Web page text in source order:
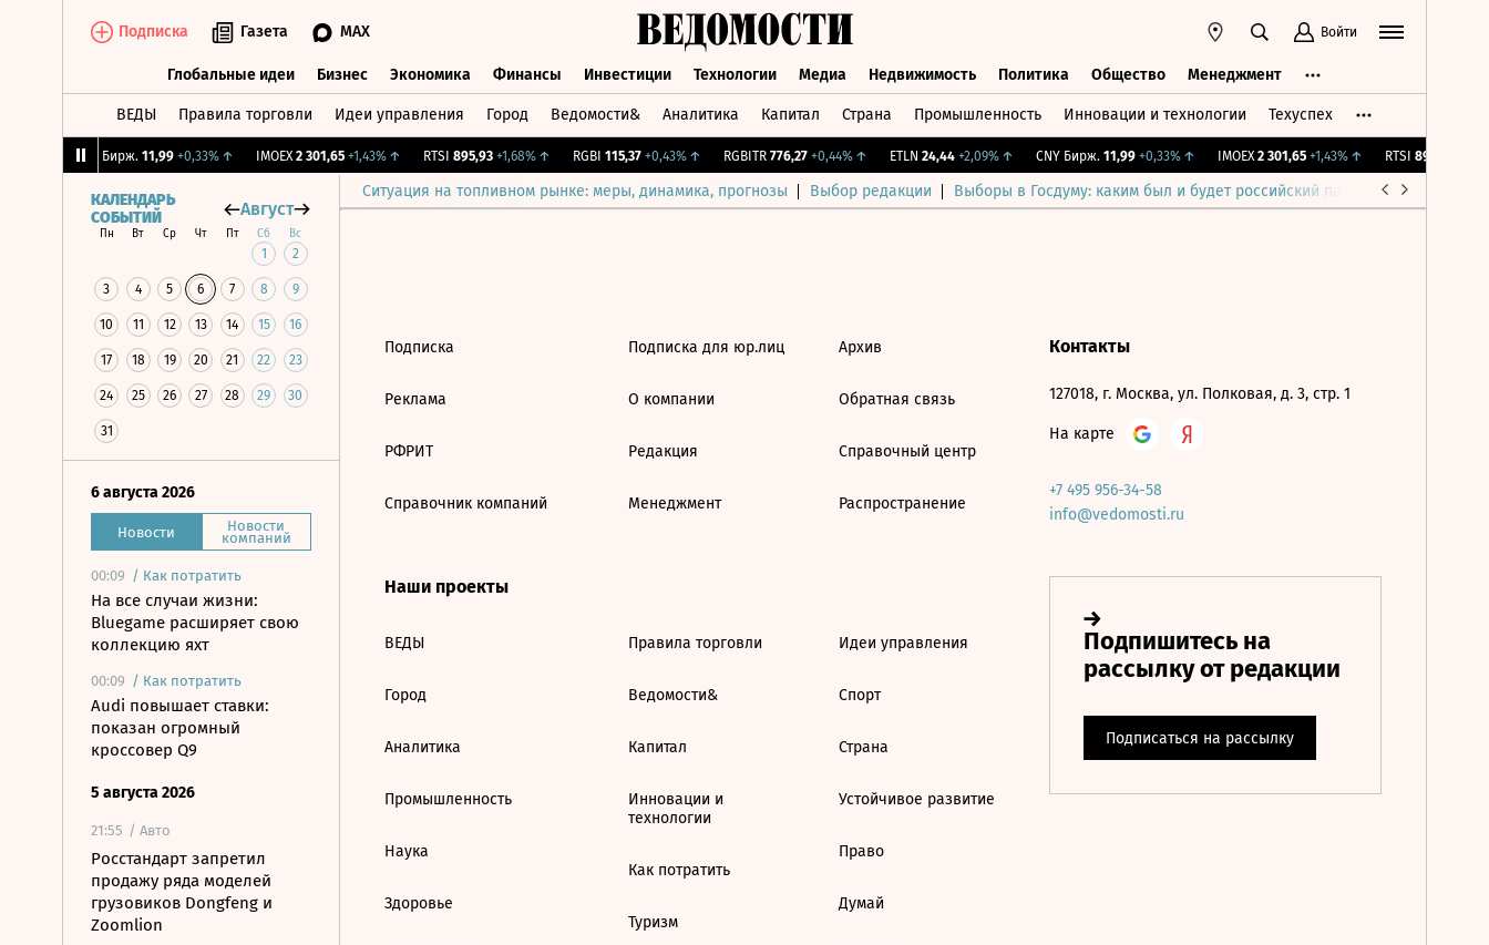
Подписка Газета MAX Войти
Глобальные идеи Бизнес Экономика Финансы Инвестиции Технологии Медиа Недвижимость Политика Общество Менеджмент
ВЕДЫ Правила торговли Идеи управления Город Ведомости& Аналитика Капитал Страна Промышленность Инновации и технологии Техуспех
CNY Бирж. 11,99 +0,33%↑ IMOEX 2 301,65 +1,43%↑ RTSI 895,93 +1,68%↑ RGBI 115,37 +0,43%↑ RGBITR 776,27 +0,44%↑ ETLN 24,44 +2,09%↑ CNY Бирж. 11,99 +0,33%↑ IMOEX 2 301,65 +1,43%↑ RTSI 895,93
Ситуация на топливном рынке: меры, динамика, прогнозы Выбор редакции Выборы в Госдуму: каким был и будет российский парламент
КАЛЕНДАРЬ
СОБЫТИЙ
Август
Пн Вт Ср Чт Пт Сб Вс
1 2
3 4 5 6 7 8 9
10 11 12 13 14 15 16
17 18 19 20 21 22 23
24 25 26 27 28 29 30
31
6 августа 2026
Новости Новости
компаний
00:09 / Как потратить
На все случаи жизни:
Bluegame расширяет свою
коллекцию яхт
00:09 / Как потратить
Audi повышает ставки:
показан огромный
кроссовер Q9
5 августа 2026
21:55 / Авто
Росстандарт запретил
продажу ряда моделей
грузовиков Dongfeng и
Zoomlion
Подписка
Реклама
РФРИТ
Справочник компаний
Подписка для юр.лиц
О компании
Редакция
Менеджмент
Архив
Обратная связь
Справочный центр
Распространение
Наши проекты
ВЕДЫ
Город
Аналитика
Промышленность
Наука
Здоровье
Правила торговли
Ведомости&
Капитал
Инновации и
технологии
Как потратить
Туризм
Идеи управления
Спорт
Страна
Устойчивое развитие
Право
Думай
Контакты
127018, г. Москва, ул. Полковая, д. 3, стр. 1
На карте
+7 495 956-34-58
info@vedomosti.ru